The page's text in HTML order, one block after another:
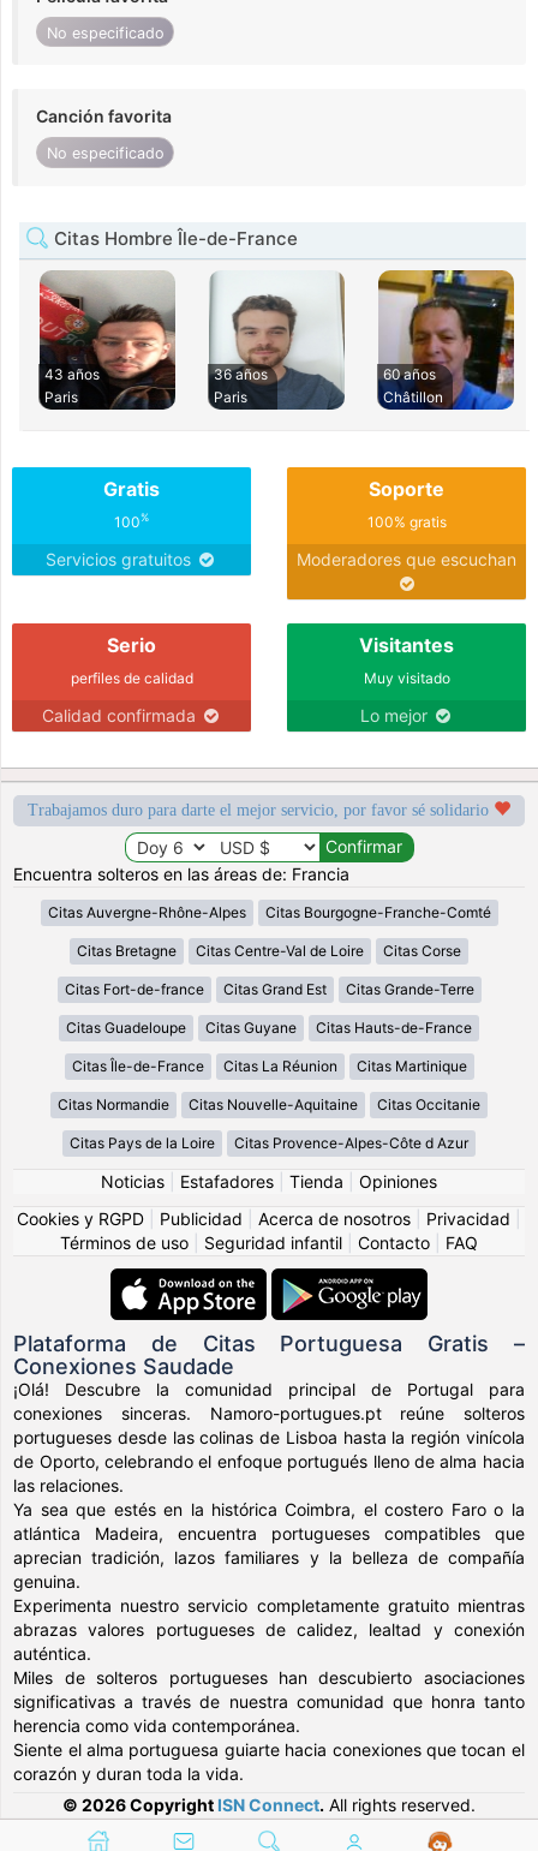
No especificado
Canción favorita
No especificado
Citas Hombre Île-de-France
43 años
Paris
36 años
Paris
60 años
Châtillon
Gratis
100%
Servicios gratuitos
Soporte
100% gratis
Moderadores que escuchan
Serio
perfiles de calidad
Calidad confirmada
Visitantes
Muy visitado
Lo mejor
Trabajamos duro para darte el mejor servicio, por favor sé solidario
Encuentra solteros en las áreas de: Francia
Citas Auvergne-Rhône-Alpes Citas Bourgogne-Franche-Comté
Citas Bretagne Citas Centre-Val de Loire Citas Corse
Citas Fort-de-france Citas Grand Est Citas Grande-Terre
Citas Guadeloupe Citas Guyane Citas Hauts-de-France
Citas Île-de-France Citas La Réunion Citas Martinique
Citas Normandie Citas Nouvelle-Aquitaine Citas Occitanie
Citas Pays de la Loire Citas Provence-Alpes-Côte d Azur
Noticias Estafadores Tienda
Opiniones
Cookies y RGPD
Publicidad Acerca de nosotros Privacidad
Términos de uso
Seguridad infantil Contacto FAQ
Plataforma de Citas Portuguesa Gratis –
Conexiones Saudade
¡Olá! Descubre la comunidad principal de Portugal para
conexiones sinceras. Namoro-portugues.pt reúne solteros
portugueses desde las colinas de Lisboa hasta la región vinícola
de Oporto, celebrando el enfoque portugués lleno de alma hacia
las relaciones.
Ya sea que estés en la histórica Coimbra, el costero Faro o la
atlántica Madeira, encuentra portugueses compatibles que
aprecian tradición, lazos familiares y la belleza de compañía
genuina.
Experimenta nuestro servicio completamente gratuito mientras
abrazas valores portugueses de calidez, lealtad y conexión
auténtica.
Miles de solteros portugueses han descubierto asociaciones
significativas a través de nuestra comunidad que honra tanto
herencia como vida contemporánea.
Siente el alma portuguesa guiarte hacia conexiones que tocan el
corazón y duran toda la vida.
© 2026 Copyright ISN Connect. All rights reserved.